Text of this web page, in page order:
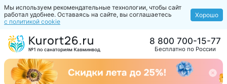
Мы используем рекомендательные технологии, чтобы сайт
работал удобнее. Оставаясь на сайте, вы соглашаетесь
с политикой cookie
Хорошо
Бесплатно по России
8 800 700-15-77